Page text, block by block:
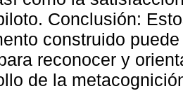
Conclusión:
construido
reconocer y
de la